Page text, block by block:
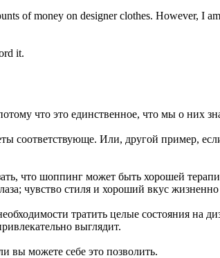
of money on designer clothes. However, I
it.
что это единственное, что мы о них
соответствующе. Или, другой пример,
что шоппинг может быть хорошей
чувство стиля и хороший вкус
тратить целые состояния на
выглядит.
вы можете себе это позволить.